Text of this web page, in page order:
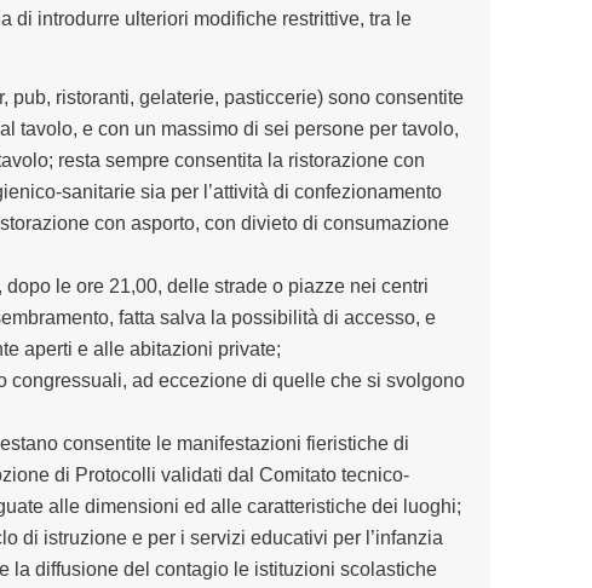
di introdurreulteriori modifiche restrittive, tra le
pub, ristoranti, gelaterie, pasticcerie) sono consentite
tavolo, e con un massimo di sei persone per tavolo,
resta sempre consentita la ristorazione con
sanitarie sia per l’attività di confezionamento
con asporto, con divieto di consumazione
dopo le ore 21,00, delle strade o piazze nei centri
fatta salva la possibilità di accesso, e
aperti e alle abitazioni private;
congressuali, ad eccezione di quelle che si svolgono
consentite le manifestazioni fieristiche di
di Protocolli validati dal Comitato tecnico-
alle dimensioni ed alle caratteristiche dei luoghi;
di istruzione e per i servizi educativi per l’infanzia
la diffusione del contagio le istituzioni scolastiche